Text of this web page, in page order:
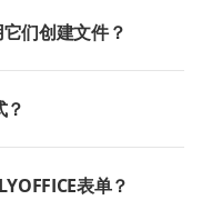
们创建文件？
？
表单？